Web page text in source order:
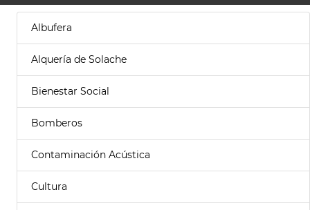
Albufera
Alquería de Solache
Bienestar Social
Bomberos
Contaminación Acústica
Cultura